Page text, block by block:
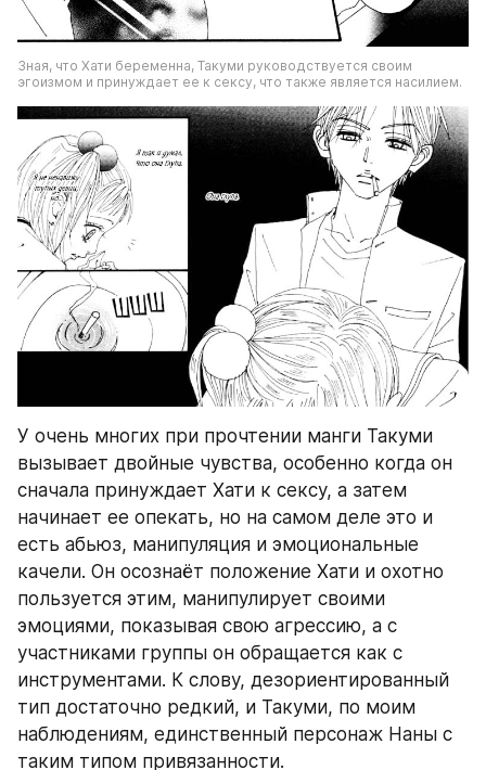
Зная, что Хати беременна, Такуми руководствуется своим
эгоизмом и принуждает ее к сексу, что также является насилием.
У очень многих при прочтении манги Такуми
вызывает двойные чувства, особенно когда он
сначала принуждает Хати к сексу, а затем
начинает ее опекать, но на самом деле это и
есть абьюз, манипуляция и эмоциональные
качели. Он осознаёт положение Хати и охотно
пользуется этим, манипулирует своими
эмоциями, показывая свою агрессию, а с
участниками группы он обращается как с
инструментами. К слову, дезориентированный
тип достаточно редкий, и Такуми, по моим
наблюдениям, единственный персонаж Наны с
таким типом привязанности.